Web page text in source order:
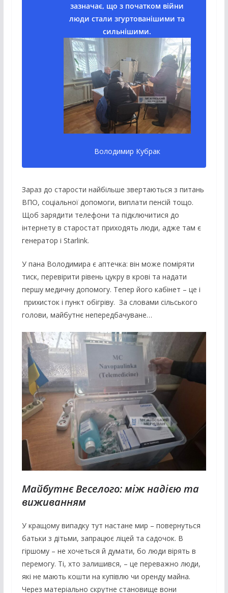
зазначає, що з початком війни
люди стали згуртованішими та
сильнішими.
Володимир Кубрак
Зараз до старости найбільше звертаються з питань
ВПО, соціальної допомоги, виплати пенсій тощо.
Щоб зарядити телефони та підключитися до
інтернету в старостат приходять люди, адже там є
генератор і Starlink.
У пана Володимира є аптечка: він може поміряти
тиск, перевірити рівень цукру в крові та надати
першу медичну допомогу. Тепер його кабінет – це і
прихисток і пункт обігріву. За словами сільського
голови, майбутнє непередбачуване…
Майбутнє Веселого: між надією та
виживанням
У кращому випадку тут настане мир – повернуться
батьки з дітьми, запрацює ліцей та садочок. В
гіршому – не хочеться й думати, бо люди вірять в
перемогу. Ті, хто залишився, – це переважно люди,
які не мають кошти на купівлю чи оренду майна.
Через матеріально скрутне становище вони